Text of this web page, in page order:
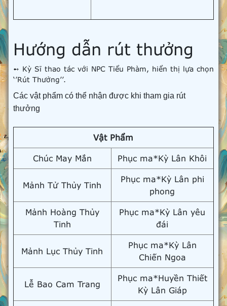
Hướng dẫn rút thưởng
➻ Kỳ Sĩ thao tác với NPC Tiểu Phàm, hiển thị lựa chọn
‘’Rút Thưởng’’.
Các vật phẩm có thể nhận được khi tham gia rút
thưởng
Vật Phẩm
Chúc May Mắn Phục ma*Kỳ Lân Khôi
Mảnh Tử Thủy Tinh
Phục ma*Kỳ Lân phi
phong
Mảnh Hoàng Thủy
Tinh
Phục ma*Kỳ Lân yêu
đái
Mảnh Lục Thủy Tinh
Phục ma*Kỳ Lân
Chiến Ngoa
Lễ Bao Cam Trang
Phục ma*Huyền Thiết
Kỳ Lân Giáp